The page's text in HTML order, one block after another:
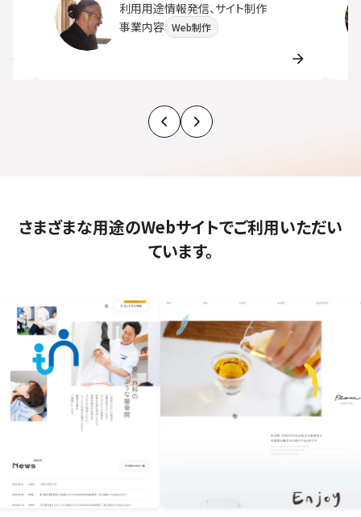
利用用途情報発信、サイト制作
事業内容 Web制作
さまざまな用途のWebサイトでご利用いただい
ています。